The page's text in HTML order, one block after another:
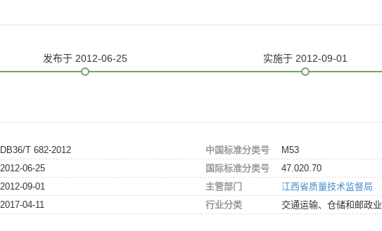
发布于 2012-06-25 实施于 2012-09-01
DB36/T 682-2012
2012-06-25
2012-09-01
2017-04-11
中国标准分类号
M53
国际标准分类号
47.020.70
主管部门
江西省质量技术监督局
行业分类
交通运输、仓储和邮政业